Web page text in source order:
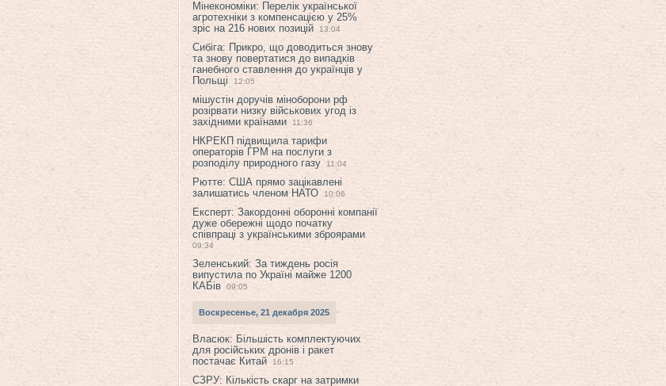
Мінекономіки: Перелік української
агротехніки з компенсацією у 25%
зріс на 216 нових позицій
13:04
Сибіга: Прикро, що доводиться знову
та знову повертатися до випадків
ганебного ставлення до українців у
Польщі
12:05
мішустін доручів міноборони рф
розірвати низку військових угод із
західними країнами
11:36
НКРЕКП підвищила тарифи
операторів ГРМ на послуги з
розподілу природного газу
11:04
Рютте: США прямо зацікавлені
залишатись членом НАТО
10:06
Експерт: Закордонні оборонні компанії
дуже обережні щодо початку
співпраці з українськими зброярами
09:34
Зеленський: За тиждень росія
випустила по Україні майже 1200
КАБів
09:05
Воскресенье, 21 декабря 2025
Власюк: Більшість комплектуючих
для російських дронів і ракет
постачає Китай
16:15
СЗРУ: Кількість скарг на затримки